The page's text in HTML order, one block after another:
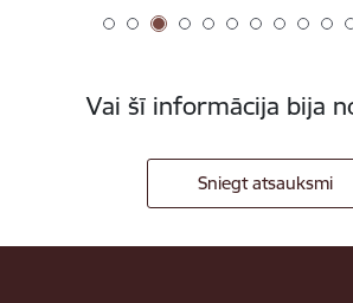
Vai šī informācija bija
Sniegt atsauksmi